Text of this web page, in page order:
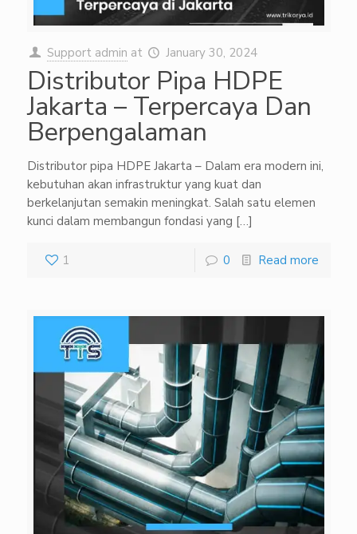
Support admin at January 30, 2024
Distributor Pipa HDPE
Jakarta – Terpercaya Dan
Berpengalaman
Distributor pipa HDPE Jakarta – Dalam era modern ini,
kebutuhan akan infrastruktur yang kuat dan
berkelanjutan semakin meningkat. Salah satu elemen
kunci dalam membangun fondasi yang […]
1 0 Read more